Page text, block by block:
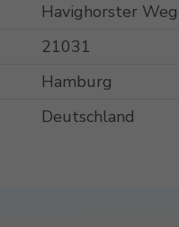
Havighorster
21031
Hamburg
Deutschland